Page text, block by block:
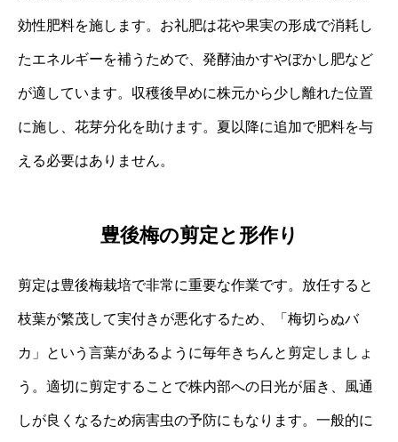
効性肥料を施します。お礼肥は花や果実の形成で消耗し
たエネルギーを補うためで、発酵油かすやぼかし肥など
が適しています。収穫後早めに株元から少し離れた位置
に施し、花芽分化を助けます。夏以降に追加で肥料を与
える必要はありません。
豊後梅の剪定と形作り
剪定は豊後梅栽培で非常に重要な作業です。放任すると
枝葉が繁茂して実付きが悪化するため、「梅切らぬバ
カ」という言葉があるように毎年きちんと剪定しましょ
う。適切に剪定することで株内部への日光が届き、風通
しが良くなるため病害虫の予防にもなります。一般的に